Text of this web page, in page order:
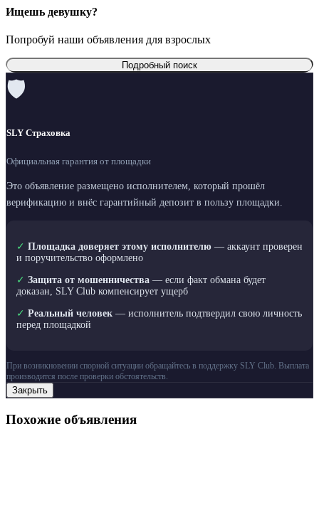
Ищешь девушку?
Попробуй наши объявления для взрослых
Подробный поиск
🛡
SLY Страховка
Официальная гарантия от площадки
Это объявление размещено исполнителем, который прошёл
верификацию и внёс гарантийный депозит в пользу площадки.
✓ Площадка доверяет этому исполнителю — аккаунт проверен
и поручительство оформлено
✓ Защита от мошенничества — если факт обмана будет
доказан, SLY Club компенсирует ущерб
✓ Реальный человек — исполнитель подтвердил свою личность
перед площадкой
При возникновении спорной ситуации обращайтесь в поддержку SLY Club. Выплата
производится после проверки обстоятельств.
Закрыть
Похожие объявления